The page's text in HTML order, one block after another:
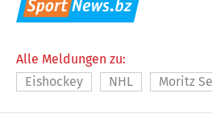
Alle Meldungen zu:
Eishockey
NHL Moritz